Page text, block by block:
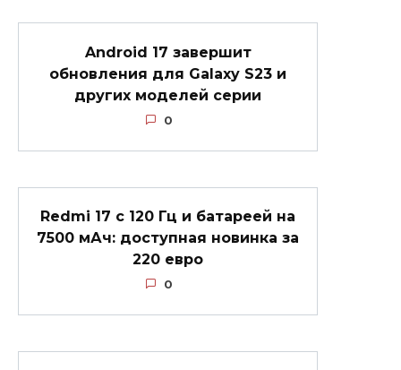
Android 17 завершит
обновления для Galaxy S23 и
других моделей серии
0
Redmi 17 с 120 Гц и батареей на
7500 мАч: доступная новинка за
220 евро
0